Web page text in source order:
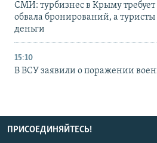
СМИ: турбизнес в Крыму
обвала бронирований, а туристы
деньги
15:10
В ВСУ заявили о поражении
ПРИСОЕДИНЯЙТЕСЬ!